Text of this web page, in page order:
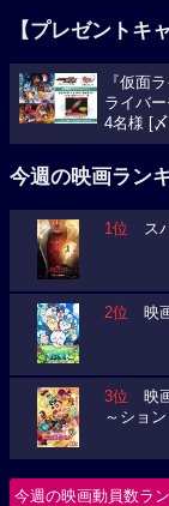
【プレゼントキ
『仮面
ライバ
4名様 [
今週の映画ラン
1位 ス
2位 映
3位 映
～ション
今週の映画動員数ラ